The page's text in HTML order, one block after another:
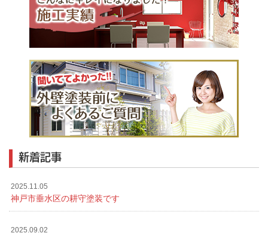
新着記事
2025.11.05
神戸市垂水区の耕守塗装です
2025.09.02